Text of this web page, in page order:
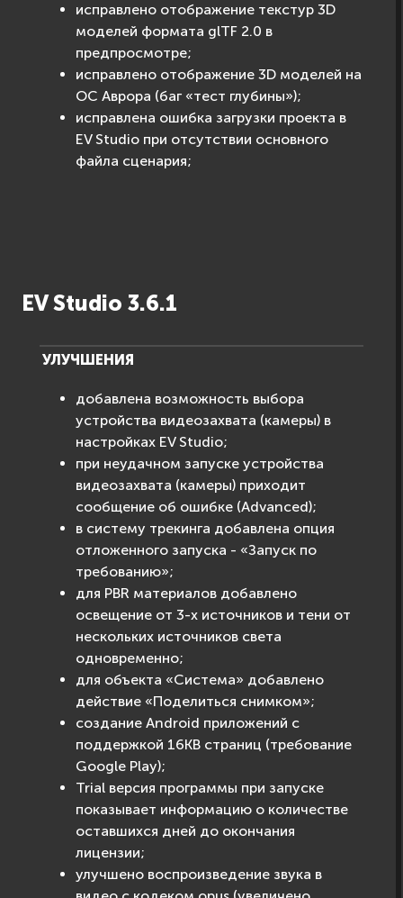
исправлено отображение текстур 3D
моделей формата glTF 2.0 в
предпросмотре;
исправлено отображение 3D моделей на
ОС Аврора (баг «тест глубины»);
исправлена ошибка загрузки проекта в
EV Studio при отсутствии основного
файла сценария;
EV Studio 3.6.1
УЛУЧШЕНИЯ
добавлена возможность выбора
устройства видеозахвата (камеры) в
настройках EV Studio;
при неудачном запуске устройства
видеозахвата (камеры) приходит
сообщение об ошибке (Advanced);
в систему трекинга добавлена опция
отложенного запуска - «Запуск по
требованию»;
для PBR материалов добавлено
освещение от 3-х источников и тени от
нескольких источников света
одновременно;
для объекта «Система» добавлено
действие «Поделиться снимком»;
создание Android приложений с
поддержкой 16KB страниц (требование
Google Play);
Trial версия программы при запуске
показывает информацию о количестве
оставшихся дней до окончания
лицензии;
улучшено воспроизведение звука в